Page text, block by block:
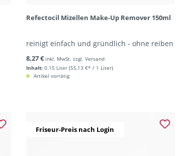
Refectocil Mizellen Make-Up Remover 150ml
reinigt einfach und gründlich - ohne reiben
Inhalt: 0.15 Liter (55,13 €* / 1 Liter)
8,27 € inkl. MwSt. zzgl. Versand
Artikel vorrätig
Friseur-Preis nach Login